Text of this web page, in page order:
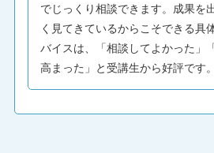
でじっくり相談できます。成果を
く見てきているからこそできる具
バイスは、「相談してよかった」
高まった」と受講生から好評です。